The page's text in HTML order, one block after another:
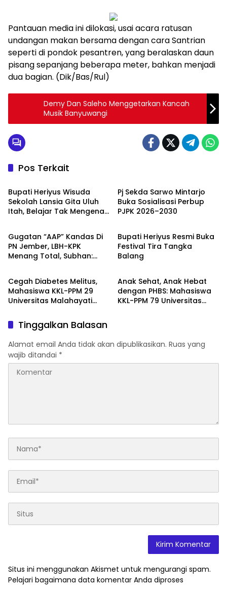
Pantauan media ini dilokasi, usai acara ratusan
undangan makan bersama dengan cara Santrian
seperti di pondok pesantren, yang beralaskan daun
pisang sepanjang beberapa meter, bahkan menjadi
dua bagian. (Dik/Bas/Rul)
Demy Dan Saleho Menggetarkan Kancah
Musik Banyuwangi
Pos Terkait
Berita
Bupati Heriyus Wisuda
Sekolah Lansia Gita Uluh
Itah, Belajar Tak Mengenal
Pj Sekda Sarwo Mintarjo
Buka Sosialisasi Perbup
PJPK 2026–2030
Berita
Gugatan “AAP” Kandas Di
PN Jember, LBH-KPK
Menang Total, Subhan:
Berita
Bupati Heriyus Resmi Buka
Festival Tira Tangka
Balang
Berita
Cegah Diabetes Melitus,
Mahasiswa KKL-PPM 29
Universitas Malahayati
Berbasis Data Cek
Kesehatan Gratis di RW 06
Kelurahan Banjarsari
Berita
Anak Sehat, Anak Hebat
dengan PHBS: Mahasiswa
KKL-PPM 79 Universitas
Tinggalkan Balasan
Alamat email Anda tidak akan dipublikasikan. Ruas yang
wajib ditandai *
Situs ini menggunakan Akismet untuk mengurangi spam.
Pelajari bagaimana data komentar Anda diproses